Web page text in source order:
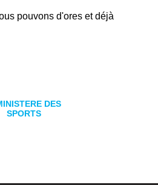
pouvons d'ores et déjà